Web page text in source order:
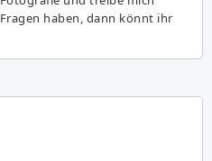
haben, dann könnt ihr